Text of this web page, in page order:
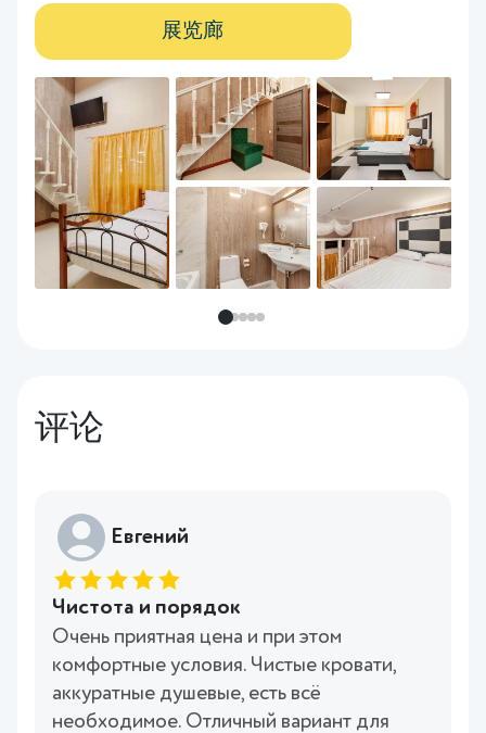
展览廊
评论
Евгений
Чистота и порядок
Очень приятная цена и при этом
комфортные условия. Чистые кровати,
аккуратные душевые, есть всё
необходимое. Отличный вариант для